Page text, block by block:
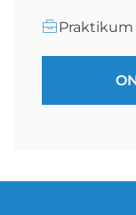
Praktikum